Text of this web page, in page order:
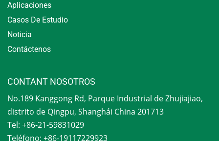
Aplicaciones
Casos De Estudio
Noticia
Contáctenos
CONTANT NOSOTROS
No.189 Kanggong Rd, Parque Industrial de Zhujiajiao,
distrito de Qingpu, Shanghái China 201713
Tel: +86-21-59831029
Teléfono: +86-19117229923